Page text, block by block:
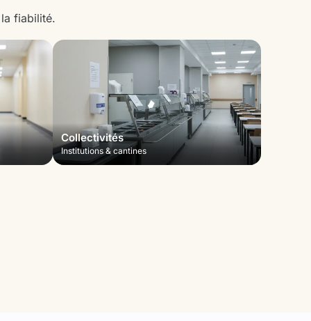
fiabilité.
Collectivités
Institutions & cantines